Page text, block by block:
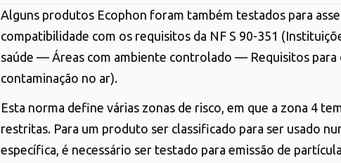
Alguns produtos Ecophon foram também testados para
compatibilidade com os requisitos da NF S 90-351
saúde — Áreas com ambiente controlado — Requisitos
contaminação no ar).
Esta norma define várias zonas de risco, em que a zona 4
restritas. Para um produto ser classificado para ser usado
específica, é necessário ser testado para emissão de